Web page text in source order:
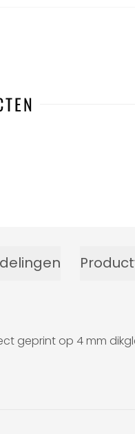
geprint op 4 mm